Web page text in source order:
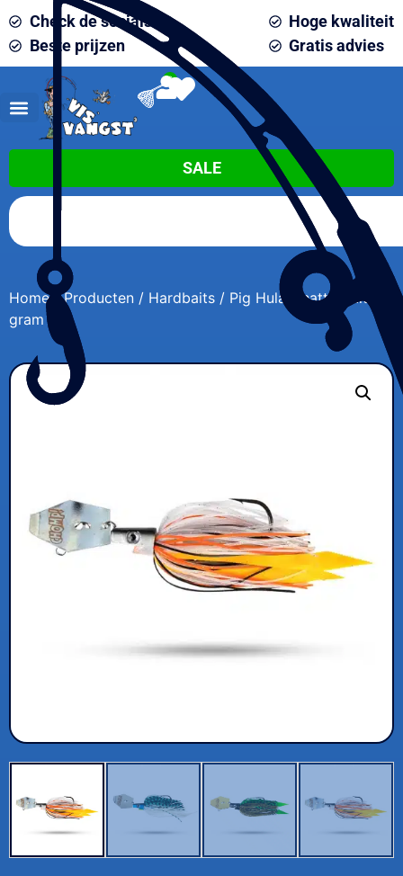
Check de socials
Beste prijzen
Hoge kwaliteit
Gratis advies
0
SALE
Home/Producten / Hardbaits / Pig Hula Chatterbait 16
gram